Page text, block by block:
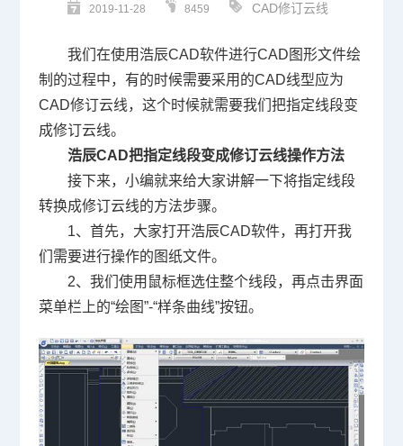
2019-11-28 8459 CAD修订云线
我们在使用浩辰CAD软件进行CAD 图形文件绘
制的过程中，有的时候需要采用的CAD线型应为
CAD修订云线，这个时候就需要我们把指定线段变
成修订云线。
浩辰CAD把指定线段变成修订云线操作方法
接下来，小编就来给大家讲解一下将指定线段
转换成修订云线的方法步骤。
1、首先，大家打开浩辰CAD软件，再打开我
们需要进行操作的图纸文件。
2、我们使用鼠标框选住整个线段，再点击界面
菜单栏上的“绘图”-“样条曲线”按钮。